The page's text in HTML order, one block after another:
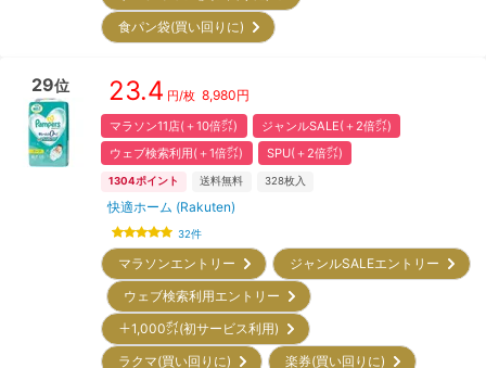
食パン袋(買い回りに)
29位 23.4 円/枚 8,980円
マラソン11店(＋10倍㌽)
ジャンルSALE(＋2倍㌽)
ウェブ検索利用(＋1倍㌽)
SPU(＋2倍㌽)
1304ポイント 送料無料 328枚入
快適ホーム (Rakuten)
32件
マラソンエントリー
ジャンルSALEエントリー
ウェブ検索利用エントリー
＋1,000㌽(初サービス利用)
ラクマ(買い回りに)
楽券(買い回りに)